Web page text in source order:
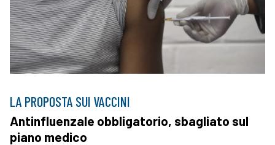
LA PROPOSTA SUI VACCINI
Antinfluenzale obbligatorio, sbagliato sul
piano medico